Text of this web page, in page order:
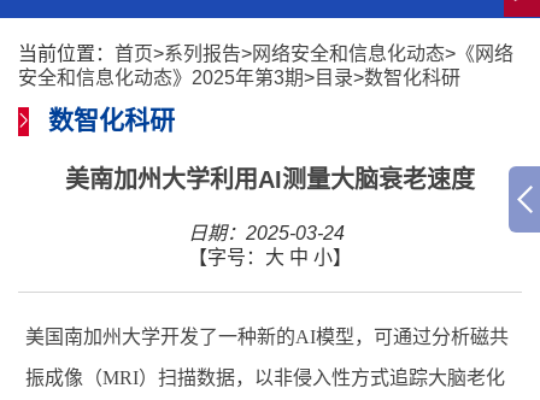
当前位置： 首页>系列报告>网络安全和信息化动态> 《网络
安全和信息化动态》2025年第3期>目录>数智化科研
数智化科研
美南加州大学利用AI测量大脑衰老速度
日期：2025-03-24
【字号： 大 中 小】
美国南加州大学开发了一种新的AI模型，可通过分析磁共
振成像（MRI）扫描数据，以非侵入性方式追踪大脑老化